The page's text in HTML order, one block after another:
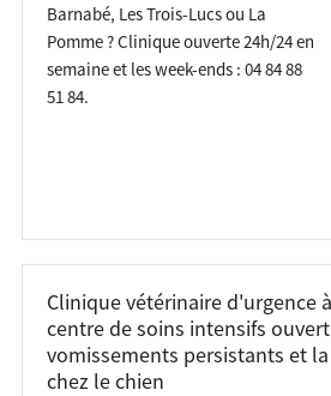
Barnabé, Les Trois-Lucs ou La
Pomme ? Clinique ouverte 24h/24 en
semaine et les week-ends : 04 84 88
51 84.
Clinique vétérinaire d'urgence
centre de soins intensifs
vomissements persistants et
chez le chien